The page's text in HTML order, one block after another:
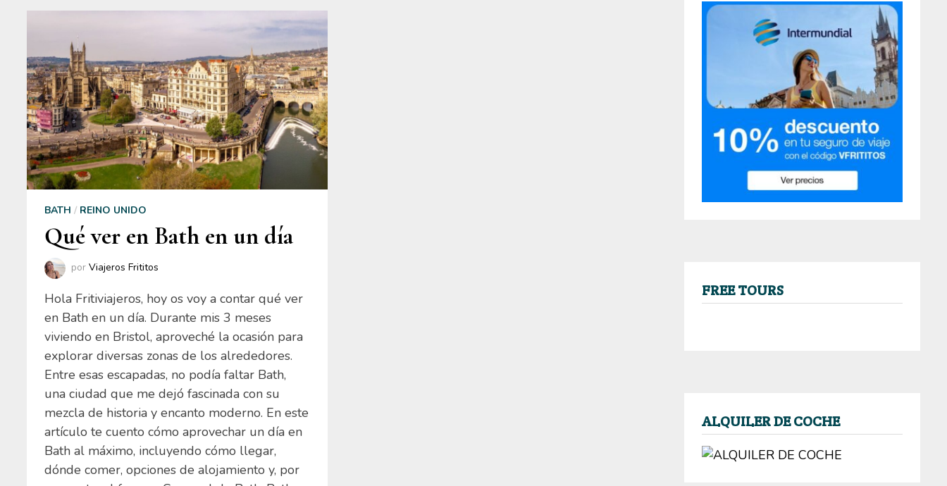
BATH / REINO UNIDO
Qué ver en Bath en un día
porViajeros Frititos
Hola Fritiviajeros, hoy os voy a contar qué ver
en Bath en un día. Durante mis 3 meses
viviendo en Bristol, aproveché la ocasión para
explorar diversas zonas de los alrededores.
Entre esas escapadas, no podía faltar Bath,
una ciudad que me dejó fascinada con su
mezcla de historia y encanto moderno. En este
artículo te cuento cómo aprovechar un día en
Bath al máximo, incluyendo cómo llegar,
dónde comer, opciones de alojamiento y, por
FREE TOURS
ALQUILER DE COCHE